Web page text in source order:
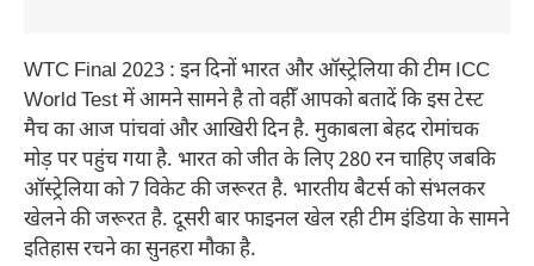
WTC Final 2023 : इन दिनों भारत और ऑस्ट्रेलिया की टीम ICC
World Test में आमने सामने है तो वहीँ आपको बतादें कि इस टेस्ट
मैच का आज पांचवां और आखिरी दिन है. मुकाबला बेहद रोमांचक
मोड़ पर पहुंच गया है. भारत को जीत के लिए 280 रन चाहिए जबकि
ऑस्ट्रेलिया को 7 विकेट की जरूरत है. भारतीय बैटर्स को संभलकर
खेलने की जरूरत है. दूसरी बार फाइनल खेल रही टीम इंडिया के सामने
इतिहास रचने का सुनहरा मौका है.